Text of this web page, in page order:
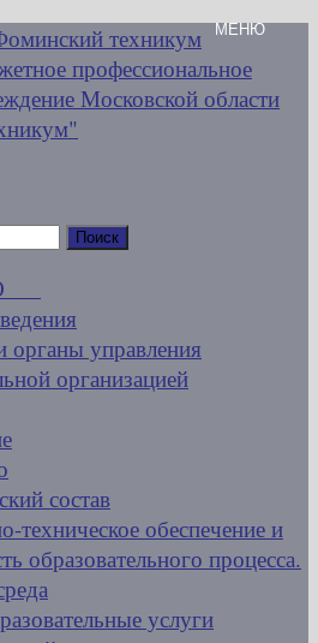
органы управления
организацией
состав
техническое обеспечение и
образовательного процесса.
услуги